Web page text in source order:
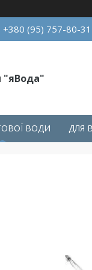
+380 (95) 757-80-31
"яВода"
ВОДИ ДЛЯ